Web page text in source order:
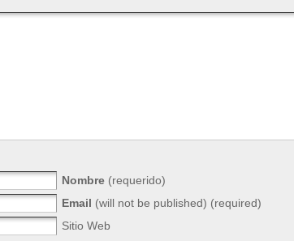
Nombre (requerido)
Email (will not be published) (required)
Sitio Web